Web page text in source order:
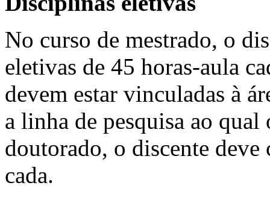
No curso de mestrado, o
eletivas de 45 horas-aula
devem estar vinculadas à
a linha de pesquisa ao
doutorado, o discente deve
cada.